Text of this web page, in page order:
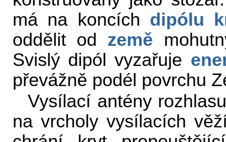
má na koncích dipólu
oddělit od země
Svislý dipól vyzařuje
převážně podél povrchu
Vysílací antény
na vrcholy vysílacích